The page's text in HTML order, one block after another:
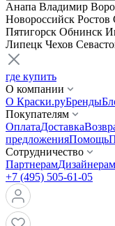
Анапа Владимир
Новороссийск Ростов
Пятигорск Обнинск
Липецк Чехов
где купить
О компании
О Краски.руБренды
Покупателям
ОплатаДоставка
предложенияПомощь
Сотрудничество
ПартнерамДизайнерам
+7 (495) 505-61-05